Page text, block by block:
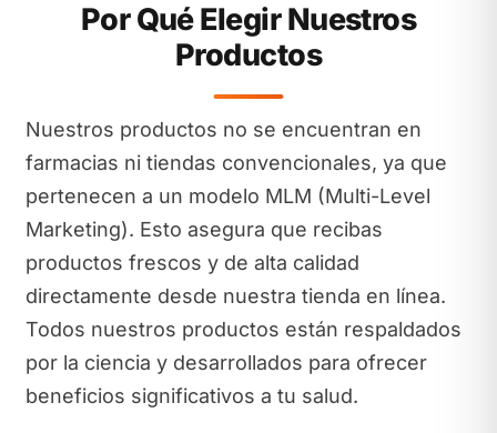
Por Qué Elegir Nuestros
Productos
Nuestros productos no se encuentran en
farmacias ni tiendas convencionales, ya que
pertenecen a un modelo MLM (Multi-Level
Marketing). Esto asegura que recibas
productos frescos y de alta calidad
directamente desde nuestra tienda en línea.
Todos nuestros productos están respaldados
por la ciencia y desarrollados para ofrecer
beneficios significativos a tu salud.